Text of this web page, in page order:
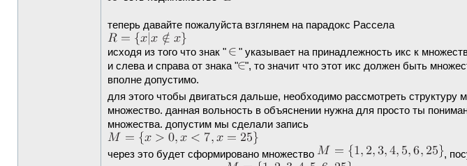
теперь давайте пожалуйста взглянем на парадокс Рассела
исходя из того что знак "
" указывает на принадлежность икс к
и слева и справа от знака "
", то значит что этот икс должен быть
вполне допустимо.
для этого чтобы двигаться дальше, необходимо рассмотреть структуру
множество. данная вольность в объяснении нужна для просто ты
множества. допустим мы сделали запись
через это будет сформировано множество
,